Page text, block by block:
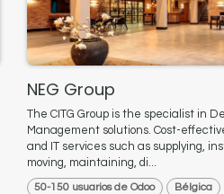
NEG Group
The CITG Group is the specialist in
Management solutions. Cost-
and IT services such as supplying,
moving, maintaining, di...
50-150 usuarios de Odoo Bélgica